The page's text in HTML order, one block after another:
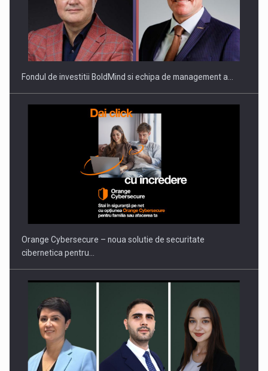
ROOTED IN ROMANIA, BUILT TO DELIVER TECHNOLOGY FOR
THE…
PUTTING ROMANIAN CORPORATE COMPANIES ON THE
INTERNATIONAL BUSINESS SCENE
Fondul de investitii BoldMind si echipa de management a…
Orange Cybersecure – noua solutie de securitate
cibernetica pentru…